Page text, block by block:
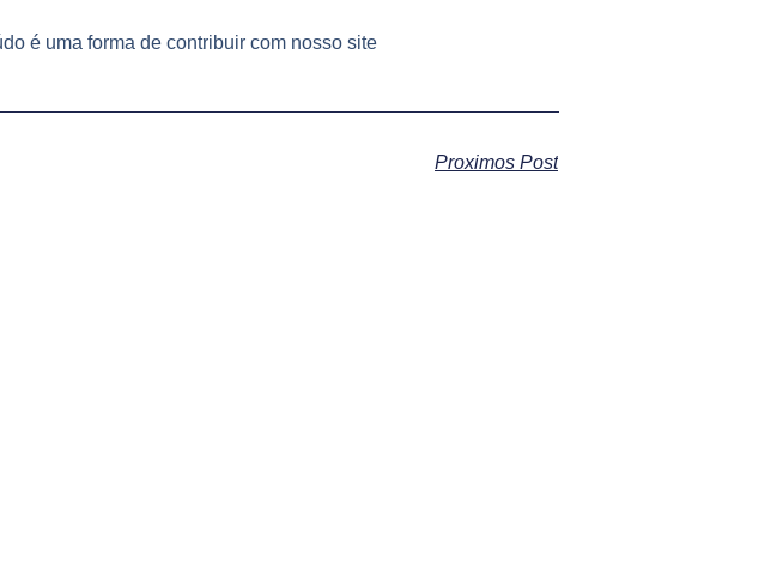
é uma forma de contribuir com nosso site
Proximos Post